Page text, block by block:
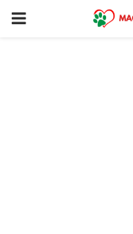
PRIMARY